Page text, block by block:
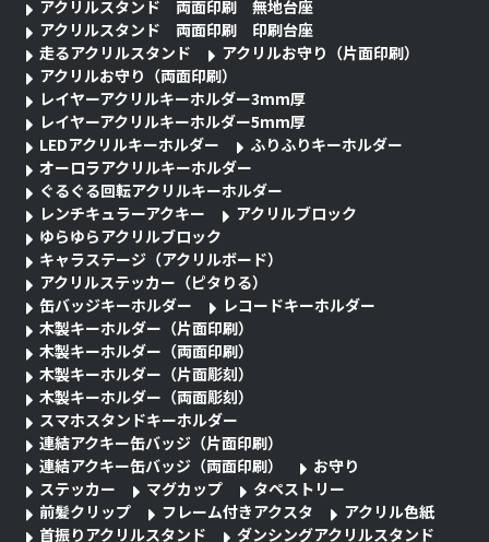
アクリルスタンド 両面印刷 無地台座
アクリルスタンド 両面印刷 印刷台座
走るアクリルスタンド
アクリルお守り（片面印刷）
アクリルお守り（両面印刷）
レイヤーアクリルキーホルダー3mm厚
レイヤーアクリルキーホルダー5mm厚
LEDアクリルキーホルダー
ふりふりキーホルダー
オーロラアクリルキーホルダー
ぐるぐる回転アクリルキーホルダー
レンチキュラーアクキー
アクリルブロック
ゆらゆらアクリルブロック
キャラステージ（アクリルボード）
アクリルステッカー（ピタりる）
缶バッジキーホルダー
レコードキーホルダー
木製キーホルダー（片面印刷）
木製キーホルダー（両面印刷）
木製キーホルダー（片面彫刻）
木製キーホルダー（両面彫刻）
スマホスタンドキーホルダー
連結アクキー缶バッジ（片面印刷）
連結アクキー缶バッジ（両面印刷）
お守り
ステッカー
マグカップ
タペストリー
前髪クリップ
フレーム付きアクスタ
アクリル色紙
首振りアクリルスタンド
ダンシングアクリルスタンド